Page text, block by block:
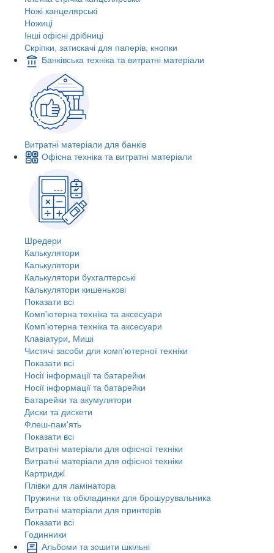
Ножі канцелярські
Ножиці
Інші офісні дрібниці
Скріпки, затискачі для паперів, кнопки
Банківська техніка та витратні матеріали
Витратні матеріали для банків
Офісна техніка та витратні матеріали
Шредери
Калькулятори
Калькулятори
Калькулятори бухгалтерські
Калькулятори кишенькові
Показати всі
Комп'ютерна техніка та аксесуари
Комп'ютерна техніка та аксесуари
Клавіатури, Миші
Чистячі засоби для комп'ютерної техніки
Показати всі
Носії інформації та батарейки
Носії інформації та батарейки
Батарейки та акумулятори
Диски та дискети
Флеш-пам'ять
Показати всі
Витратні матеріали для офісної техніки
Витратні матеріали для офісної техніки
Картриджi
Плівки для ламінатора
Пружини та обкладинки для брошурувальника
Витратні матеріали для принтерів
Показати всі
Годинники
Альбоми та зошити шкільні